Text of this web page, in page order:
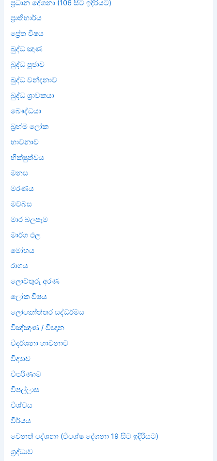
ප්‍රධාන දේශනා (106 සිට ඉදිරියට)
ප්‍රාතිහාර්ය
ප්‍රේත විෂය
බුද්ධ ඤාණ
බුද්ධ පූජාව
බුද්ධ වන්දනාව
බුද්ධ ශ්‍රාවකයා
බෞද්ධයා
බ්‍රහ්ම ලෝක
භාවනාව
භික්ෂුත්වය
මනස
මරණය
මව්බස
මාර බලපෑම
මාර්ග ඵල
මෝහය
රාගය
ලොව්තුරු අරණ
ලෝක විෂය
ලෝකෝත්තර සද්ධර්මය
විඤ්ඤාණ / විඥාන
විදර්ශනා භාවනාව
විද්‍යාව
විපරිණාම
විපල්ලාස
විශ්වය
වීර්යය
වෙනත් දේශනා (විශේෂ දේශනා 19 සිට ඉදිරියට)
ශ්‍රද්ධාව